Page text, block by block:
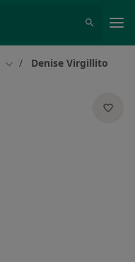
Cambia città
Denise Virgillito